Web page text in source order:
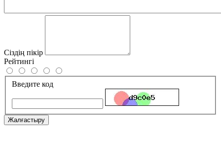
Сіздің пікір
Рейтингі
Введите код
Жалғастыру